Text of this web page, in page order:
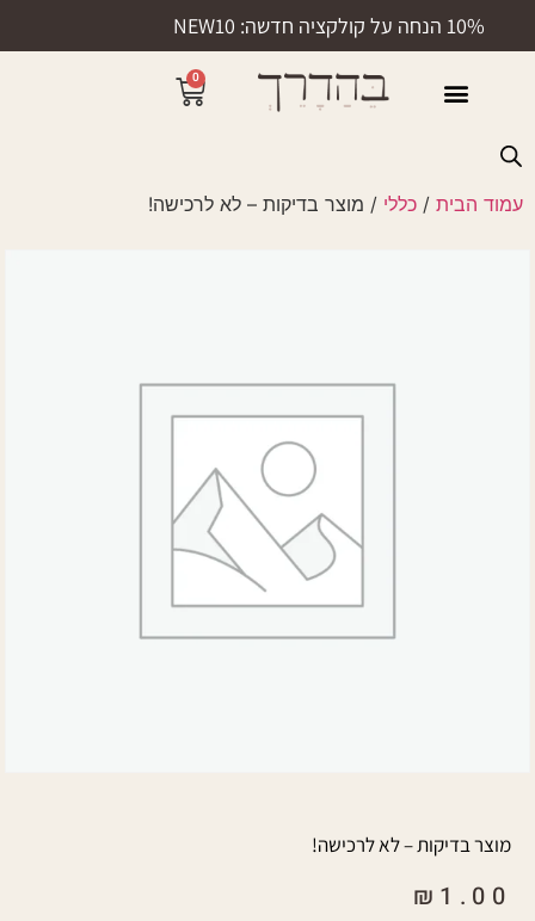
10% הנחה על קולקציה חדשה: NEW10
0
עמוד הבית / כללי / מוצר בדיקות – לא לרכישה!
מוצר בדיקות – לא לרכישה!
₪ 1.00